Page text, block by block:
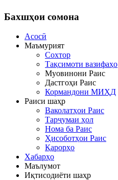
Бахшҳои сомона
Асосӣ
Маъмурият
Сохтор
Тақсимоти вазифаҳо
Муовинони Раис
Дастгоҳи Раис
Кормандони МИҲД
Раиси шаҳр
Ваколатҳои Раис
Тарҷумаи ҳол
Нома ба Раис
Ҳисоботҳои Раис
Қарорҳо
Хабарҳо
Маълумот
Иқтисодиёти шаҳр